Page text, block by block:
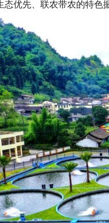
态优先、联农带农的特色